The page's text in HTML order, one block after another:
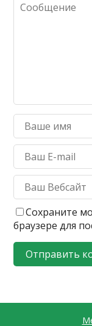
Сохраните
браузере для